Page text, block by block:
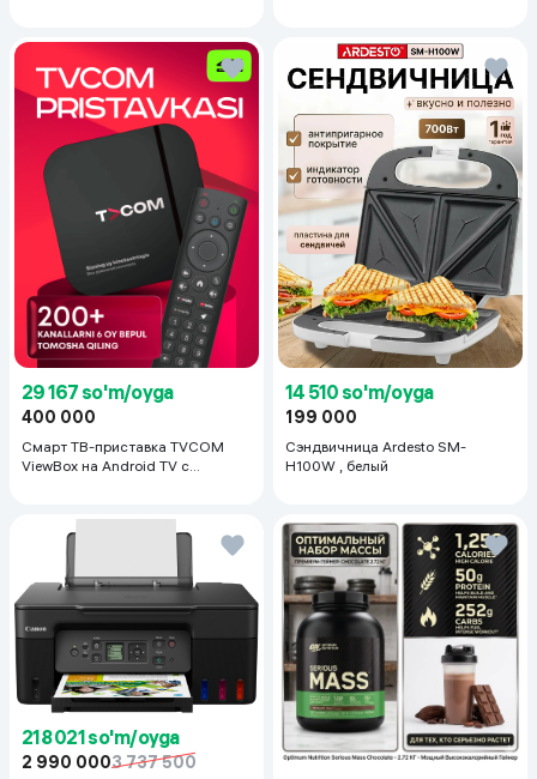
29 167 so'm/oyga
400 000
Смарт ТВ-приставка TVCOM
ViewBox на Android TV с
14 510 so'm/oyga
199 000
Сэндвичница Ardesto SM-
H100W , белый
218 021 so'm/oyga
2 990 0003 737 500